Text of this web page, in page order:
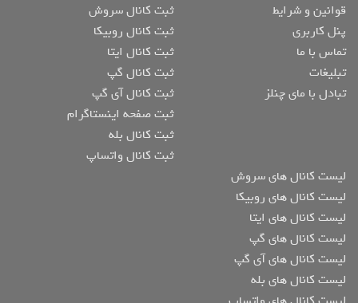
قوانین و شرایط
پنل کاربری
تماس با ما
تبلیغات
تبادل با مای چنلز
ثبت کانال سروش
ثبت کانال روبیکا
ثبت کانال ایتا
ثبت کانال گپ
ثبت کانال آی گپ
ثبت صفحه اینستاگرام
ثبت کانال بله
ثبت کانال واتساپ
لیست کانال های سروش
لیست کانال های روبیکا
لیست کانال های ایتا
لیست کانال های گپ
لیست کانال های آی گپ
لیست کانال های بله